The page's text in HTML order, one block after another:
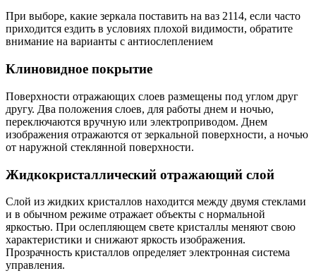
При выборе, какие зеркала поставить на ваз 2114, если часто
приходится ездить в условиях плохой видимости, обратите
внимание на варианты с антиослеплением
Клиновидное покрытие
Поверхности отражающих слоев размещены под углом друг
другу. Два положения слоев, для работы днем и ночью,
переключаются вручную или электроприводом. Днем
изображения отражаются от зеркальной поверхности, а ночью
от наружной стеклянной поверхности.
Жидкокристаллический отражающий слой
Слой из жидких кристаллов находится между двумя стеклами
и в обычном режиме отражает объекты с нормальной
яркостью. При ослепляющем свете кристаллы меняют свою
характеристики и снижают яркость изображения.
Прозрачность кристаллов определяет электронная система
управления.